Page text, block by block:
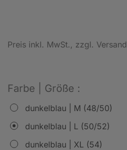
Preis inkl. MwSt., zzgl.
Farbe | Größe :
dunkelblau | M (48/50)
dunkelblau | L (50/52)
dunkelblau | XL (54)